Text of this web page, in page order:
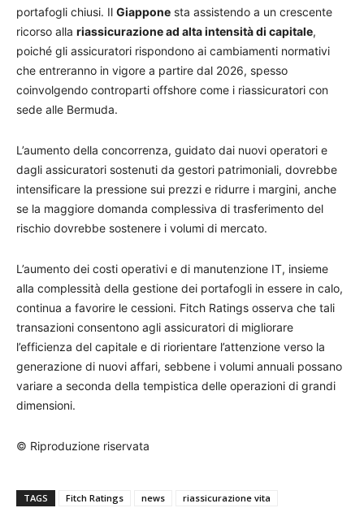
portafogli chiusi. Il Giappone sta assistendo a un crescente
ricorso alla riassicurazione ad alta intensità di capitale,
poiché gli assicuratori rispondono ai cambiamenti normativi
che entreranno in vigore a partire dal 2026, spesso
coinvolgendo controparti offshore come i riassicuratori con
sede alle Bermuda.
L’aumento della concorrenza, guidato dai nuovi operatori e
dagli assicuratori sostenuti da gestori patrimoniali, dovrebbe
intensificare la pressione sui prezzi e ridurre i margini, anche
se la maggiore domanda complessiva di trasferimento del
rischio dovrebbe sostenere i volumi di mercato.
L’aumento dei costi operativi e di manutenzione IT, insieme
alla complessità della gestione dei portafogli in essere in calo,
continua a favorire le cessioni. Fitch Ratings osserva che tali
transazioni consentono agli assicuratori di migliorare
l’efficienza del capitale e di riorientare l’attenzione verso la
generazione di nuovi affari, sebbene i volumi annuali possano
variare a seconda della tempistica delle operazioni di grandi
dimensioni.
© Riproduzione riservata
TAGS Fitch Ratings news riassicurazione vita